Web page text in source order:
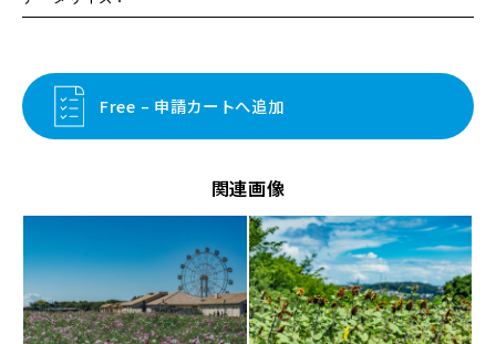
Free – 申請カートへ追加
関連画像